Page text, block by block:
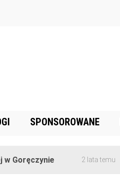
SPONSOROWANE
2 lata temu